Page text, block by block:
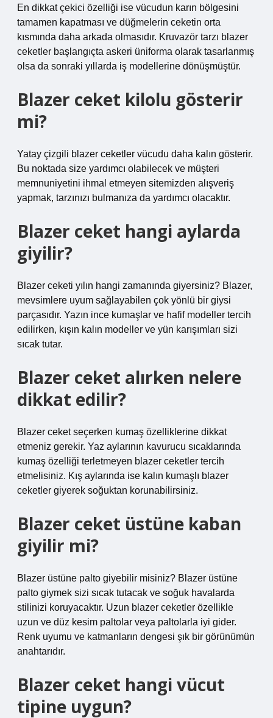
En dikkat çekici özelliği ise vücudun karın bölgesini
tamamen kapatması ve düğmelerin ceketin orta
kısmında daha arkada olmasıdır. Kruvazör tarzı blazer
ceketler başlangıçta askeri üniforma olarak tasarlanmış
olsa da sonraki yıllarda iş modellerine dönüşmüştür.
Blazer ceket kilolu gösterir
mi?
Yatay çizgili blazer ceketler vücudu daha kalın gösterir.
Bu noktada size yardımcı olabilecek ve müşteri
memnuniyetini ihmal etmeyen sitemizden alışveriş
yapmak, tarzınızı bulmanıza da yardımcı olacaktır.
Blazer ceket hangi aylarda
giyilir?
Blazer ceketi yılın hangi zamanında giyersiniz? Blazer,
mevsimlere uyum sağlayabilen çok yönlü bir giysi
parçasıdır. Yazın ince kumaşlar ve hafif modeller tercih
edilirken, kışın kalın modeller ve yün karışımları sizi
sıcak tutar.
Blazer ceket alırken nelere
dikkat edilir?
Blazer ceket seçerken kumaş özelliklerine dikkat
etmeniz gerekir. Yaz aylarının kavurucu sıcaklarında
kumaş özelliği terletmeyen blazer ceketler tercih
etmelisiniz. Kış aylarında ise kalın kumaşlı blazer
ceketler giyerek soğuktan korunabilirsiniz.
Blazer ceket üstüne kaban
giyilir mi?
Blazer üstüne palto giyebilir misiniz? Blazer üstüne
palto giymek sizi sıcak tutacak ve soğuk havalarda
stilinizi koruyacaktır. Uzun blazer ceketler özellikle
uzun ve düz kesim paltolar veya paltolarla iyi gider.
Renk uyumu ve katmanların dengesi şık bir görünümün
anahtarıdır.
Blazer ceket hangi vücut
tipine uygun?